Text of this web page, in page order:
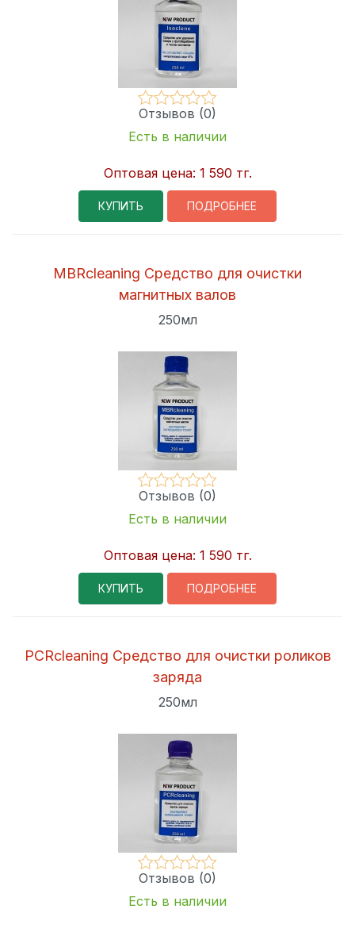
Отзывов (0)
Есть в наличии
Оптовая цена: 1 590 тг.
КУПИТЬ ПОДРОБНЕЕ
MBRcleaning Средство для очистки
магнитных валов
250мл
Отзывов (0)
Есть в наличии
Оптовая цена: 1 590 тг.
КУПИТЬ ПОДРОБНЕЕ
PCRcleaning Средство для очистки роликов
заряда
250мл
Отзывов (0)
Есть в наличии